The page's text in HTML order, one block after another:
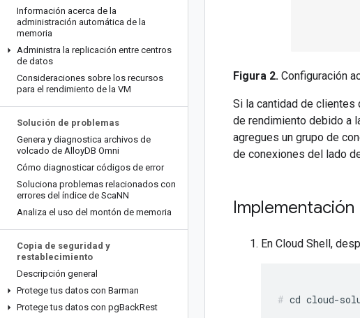
Información acerca de la
administración automática de la
memoria
Administra la replicación entre centros
de datos
Consideraciones sobre los recursos
para el rendimiento de la VM
Solución de problemas
Genera y diagnostica archivos de
volcado de AlloyDB Omni
Cómo diagnosticar códigos de error
Soluciona problemas relacionados con
errores del índice de ScaNN
Analiza el uso del montón de memoria
Copia de seguridad y
restablecimiento
Descripción general
Protege tus datos con Barman
Protege tus datos con pgBackRest
Figura 2. Configuración
Si la cantidad de clientes
de rendimiento debido a
agregues un grupo de
de conexiones del lado
Implementación
En Cloud Shell,